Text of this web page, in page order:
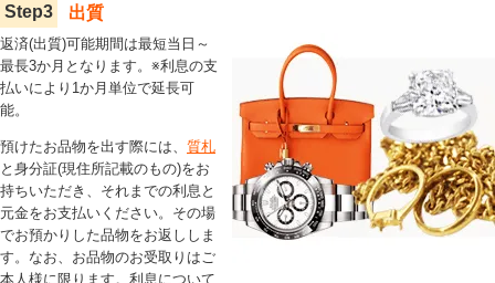
Step3 出質
返済(出質)可能期間は最短当日～
最長3か月となります。※利息の支
払いにより1か月単位で延長可
能。
預けたお品物を出す際には、 質札
と身分証(現住所記載のもの)をお
持ちいただき、それまでの利息と
元金をお支払いください。その場
でお預かりした品物をお返ししま
す。なお、お品物のお受取りはご
本人様に限ります。利息について